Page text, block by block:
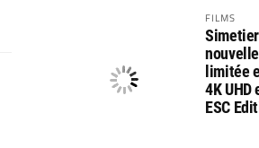
FILMS
limitée
4K UHD
ESC